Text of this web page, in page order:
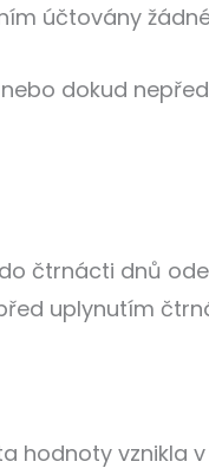
účtovány
dokud
čtrnácti dnů
uplynutím
hodnoty vznikla